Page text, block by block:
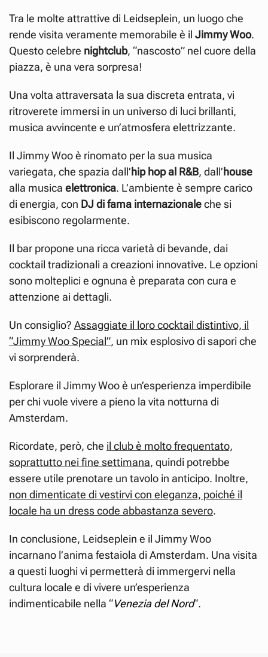
Tra le molte attrattive di Leidseplein, un luogo che
rende visita veramente memorabile è il Jimmy Woo.
Questo celebre nightclub, “nascosto” nel cuore della
piazza, è una vera sorpresa!
Una volta attraversata la sua discreta entrata, vi
ritroverete immersi in un universo di luci brillanti,
musica avvincente e un’atmosfera elettrizzante.
Il Jimmy Woo è rinomato per la sua musica
variegata, che spazia dall’hip hop al R&B, dall’house
alla musica elettronica. L’ambiente è sempre carico
di energia, con DJ di fama internazionaleche si
esibiscono regolarmente.
Il bar propone una ricca varietà di bevande, dai
cocktail tradizionali a creazioni innovative. Le opzioni
sono molteplici e ognuna è preparata con cura e
attenzione ai dettagli.
Un consiglio? Assaggiate il loro cocktail distintivo, il
“Jimmy Woo Special”, un mix esplosivo di sapori che
vi sorprenderà.
Esplorare il Jimmy Woo è un’esperienza imperdibile
per chi vuole vivere a pieno la vita notturna di
Amsterdam.
Ricordate, però, che il club è molto frequentato,
soprattutto nei fine settimana, quindi potrebbe
essere utile prenotare un tavolo in anticipo. Inoltre,
non dimenticate di vestirvi con eleganza, poiché il
locale ha un dress code abbastanza severo.
In conclusione, Leidseplein e il Jimmy Woo
incarnano l’anima festaiola di Amsterdam. Una visita
a questi luoghi vi permetterà di immergervi nella
cultura locale e di vivere un’esperienza
indimenticabile nella “Venezia del Nord“.